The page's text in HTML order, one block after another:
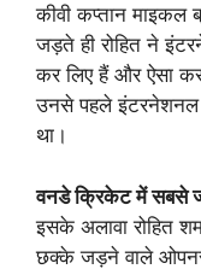
कीवी कप्तान
जड़ते ही रोहित ने
कर लिए हैं और ऐसा
उनसे पहले इंटरनेशनल
था।
वनडे क्रिकेट में सबसे
इसके अलावा रोहित
छक्के जड़ने वाले